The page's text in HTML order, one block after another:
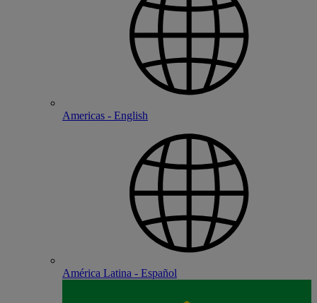
Americas - English
América Latina - Español